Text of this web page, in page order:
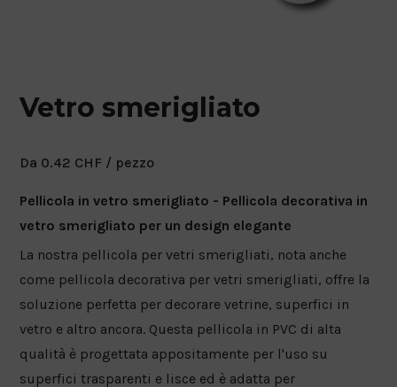
Vetro smerigliato
Da 0.42 CHF / pezzo
Pellicola in vetro smerigliato - Pellicola decorativa in
vetro smerigliato per un design elegante
La nostra pellicola per vetri smerigliati, nota anche
come pellicola decorativa per vetri smerigliati, offre la
soluzione perfetta per decorare vetrine, superfici in
vetro e altro ancora. Questa pellicola in PVC di alta
qualità è progettata appositamente per l'uso su
superfici trasparenti e lisce ed è adatta per